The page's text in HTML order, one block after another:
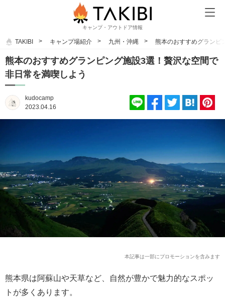
キャンプ・アウトドア情報
TAKIBI キャンプ場紹介 九州・沖縄 熊本のおすすめグランピ
熊本のおすすめグランピング施設3選！贅沢な空間で
非日常を満喫しよう
kudocamp
2023.04.16
本記事は一部にプロモーションを含みます
熊本県は阿蘇山や天草など、自然が豊かで魅力的なスポッ
トが多くあります。